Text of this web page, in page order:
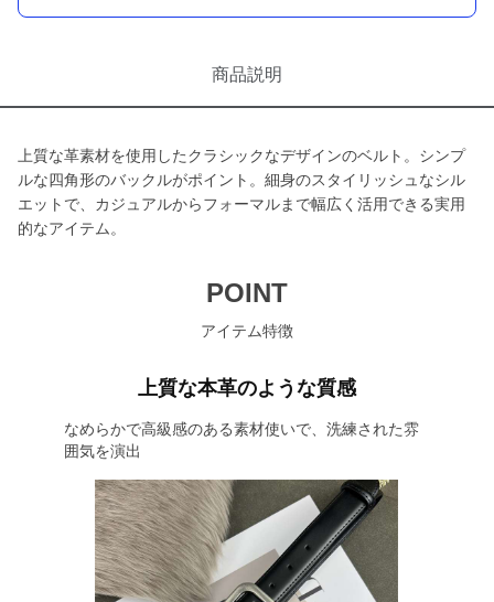
商品説明
上質な革素材を使用したクラシックなデザインのベルト。シンプ
ルな四角形のバックルがポイント。細身のスタイリッシュなシル
エットで、カジュアルからフォーマルまで幅広く活用できる実用
的なアイテム。
POINT
アイテム特徴
上質な本革のような質感
なめらかで高級感のある素材使いで、洗練された雰
囲気を演出